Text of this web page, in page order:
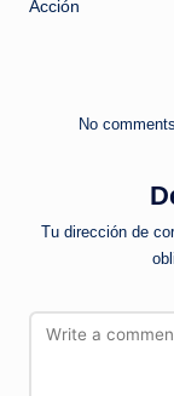
Acción
No
Tu dirección de